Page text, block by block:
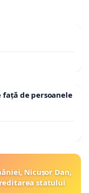
de persoanele
Nicușor Dan,
statului